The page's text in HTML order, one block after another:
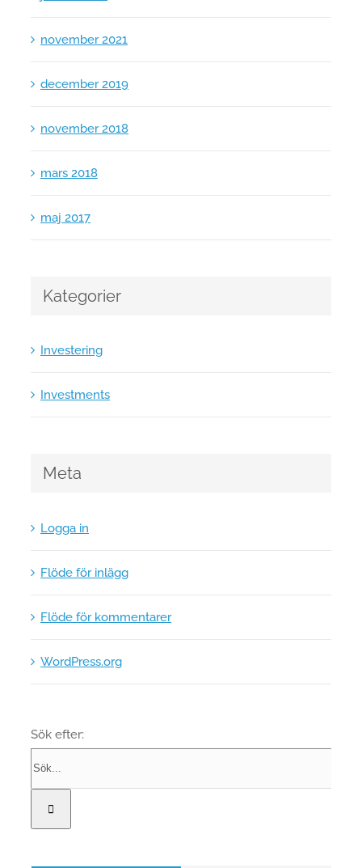
november 2021
december 2019
november 2018
mars 2018
maj 2017
Kategorier
Investering
Investments
Meta
Logga in
Flöde för inlägg
Flöde för kommentarer
WordPress.org
Sök efter: